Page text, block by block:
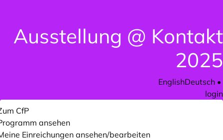
Ausstellung @ Kontakt
2025
EnglishDeutsch •
login
Einreichungen ansehen/bearbeiten
ansehen
CfP